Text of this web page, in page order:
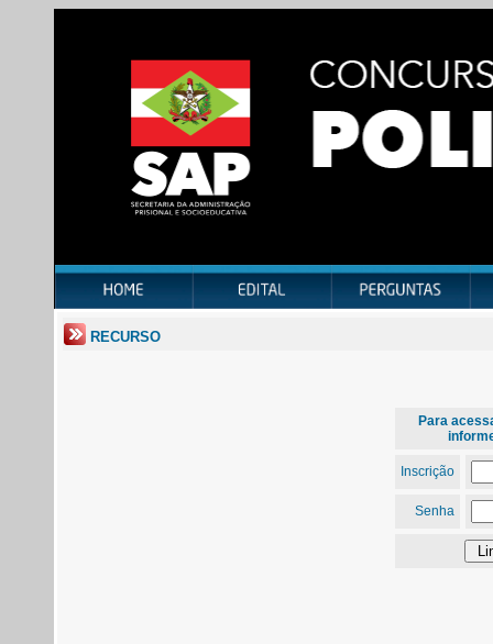
RECURSO
Para
Inscrição
Senha